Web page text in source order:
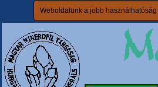
Weboldalunk a jobb